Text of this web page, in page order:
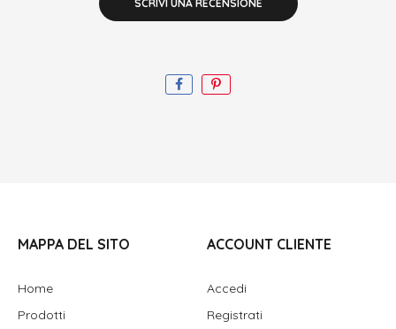
SCRIVI UNA RECENSIONE
MAPPA DEL SITO
Home
Prodotti
ACCOUNT CLIENTE
Accedi
Registrati